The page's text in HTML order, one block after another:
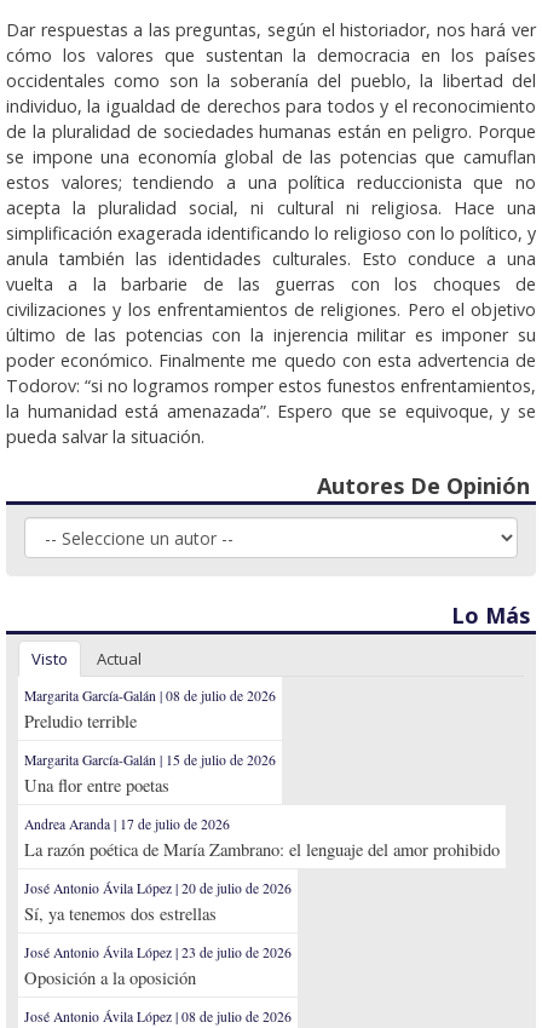
Dar respuestas a las preguntas, según el historiador, nos hará ver
cómo los valores que sustentan la democracia en los países
occidentales como son la soberanía del pueblo, la libertad del
individuo, la igualdad de derechos para todos y el reconocimiento
de la pluralidad de sociedades humanas están en peligro. Porque
se impone una economía global de las potencias que camuflan
estos valores; tendiendo a una política reduccionista que no
acepta la pluralidad social, ni cultural ni religiosa. Hace una
simplificación exagerada identificando lo religioso con lo político, y
anula también las identidades culturales. Esto conduce a una
vuelta a la barbarie de las guerras con los choques de
civilizaciones y los enfrentamientos de religiones. Pero el objetivo
último de las potencias con la injerencia militar es imponer su
poder económico. Finalmente me quedo con esta advertencia de
Todorov: “si no logramos romper estos funestos enfrentamientos,
la humanidad está amenazada”. Espero que se equivoque, y se
pueda salvar la situación.
Autores De Opinión
Lo Más
Visto Actual
Margarita García-Galán | 08 de julio de 2026
Preludio terrible
Margarita García-Galán | 15 de julio de 2026
Una flor entre poetas
Andrea Aranda | 17 de julio de 2026
La razón poética de María Zambrano: el lenguaje del amor prohibido
José Antonio Ávila López | 20 de julio de 2026
Sí, ya tenemos dos estrellas
José Antonio Ávila López | 23 de julio de 2026
Oposición a la oposición
José Antonio Ávila López | 08 de julio de 2026